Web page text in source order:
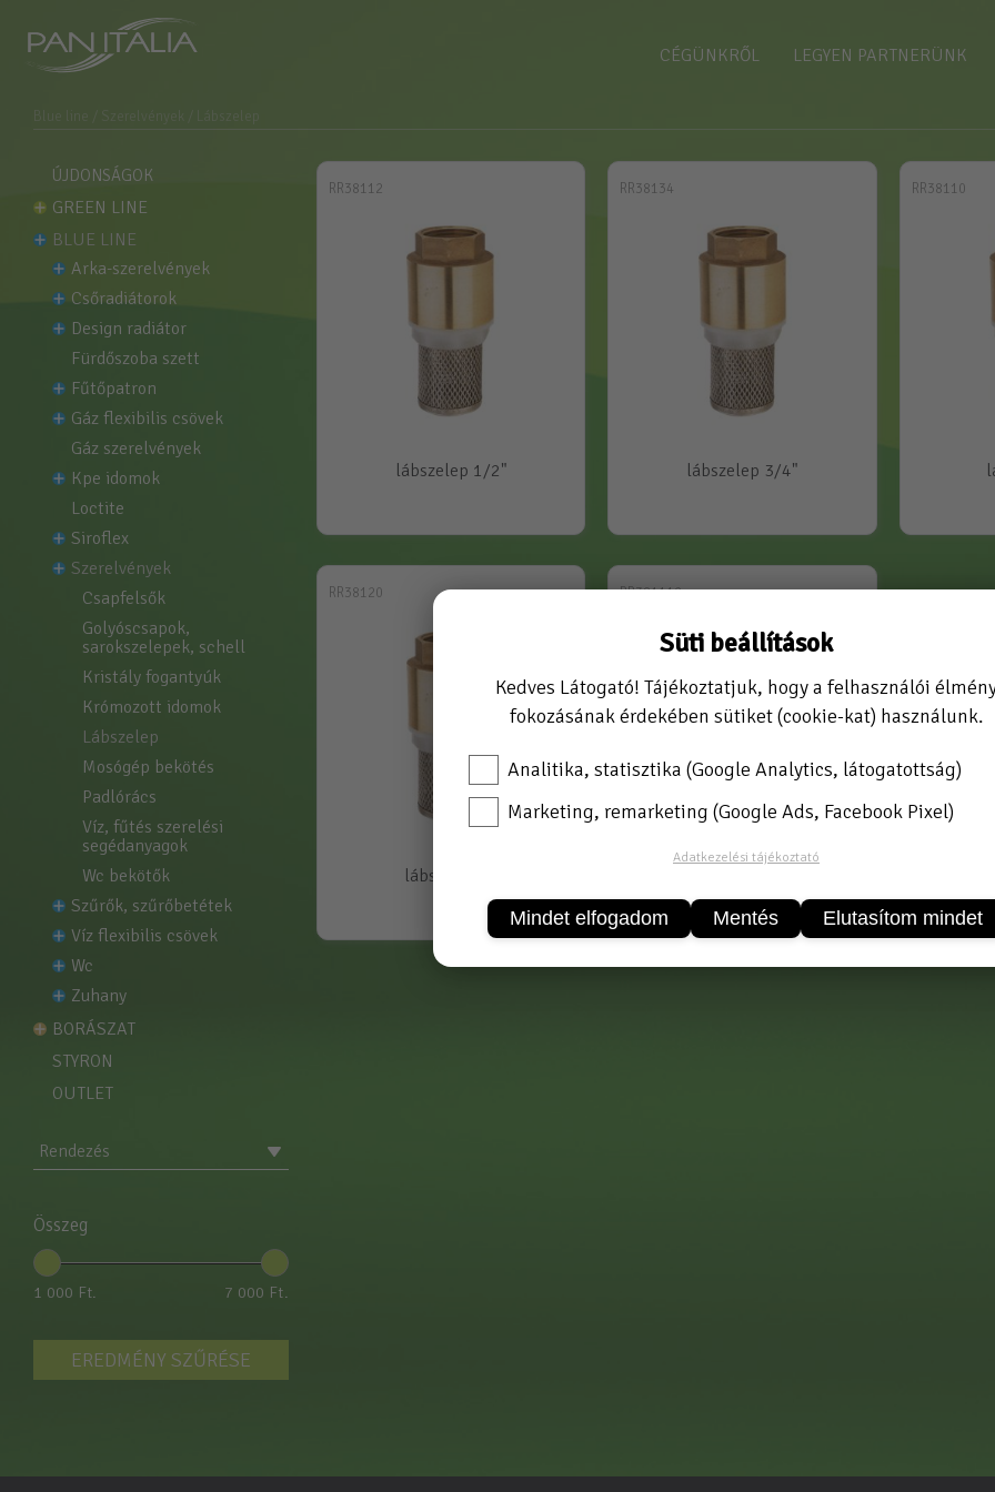
CÉGÜNKRŐL LEGYEN PARTNERÜNK
RR38112
lábszelep 1/2"
RR38134
lábszelep 3/4"
RR38110
RR38120
lábszelep 2"
RR381112
ÚJDONSÁGOK
GREEN LINE
BLUE LINE
arka-szerelvények
csőradiátorok
design radiátor
fürdőszoba szett
fűtőpatron
gáz flexibilis csövek
gáz szerelvények
kpe idomok
loctite
siroflex
szerelvények
csapfelsők
golyóscsapok,
sarokszelepek, schell
kristály fogantyúk
krómozott idomok
lábszelep
mosógép bekötés
padlórács
víz, fűtés szerelési
segédanyagok
wc bekötők
szűrők, szűrőbetétek
víz flexibilis csövek
wc
zuhany
BORÁSZAT
STYRON
OUTLET
Rendezés
Összeg
1 000 Ft. 7 000 Ft.
EREDMÉNY SZŰRÉSE
Süti beállítások
Kedves Látogató! Tájékoztatjuk, hogy a felhasználói
fokozásának érdekében sütiket (cookie-kat) használunk.
Analitika, statisztika (Google Analytics, látogatottság)
Marketing, remarketing (Google Ads, Facebook Pixel)
Adatkezelési tájékoztató
Mindet elfogadom Mentés Elutasítom mindet